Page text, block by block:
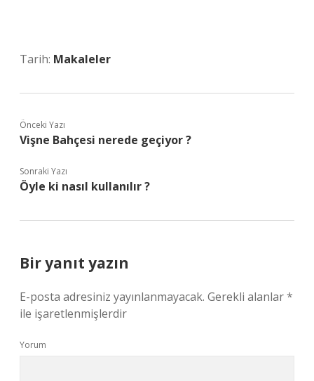
Tarih: Makaleler
Önceki Yazı
Vişne Bahçesi nerede geçiyor ?
Sonraki Yazı
Öyle ki nasıl kullanılır ?
Bir yanıt yazın
E-posta adresiniz yayınlanmayacak. Gerekli alanlar*
ile işaretlenmişlerdir
Yorum